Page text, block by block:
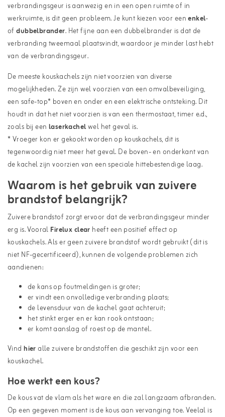
verbrandingsgeur is aanwezig en in een open ruimte of in
werkruimte, is dit geen probleem. Je kunt kiezen voor eenenkel-
ofdubbelbrander. Het fijne aan een dubbelbrander is dat de
verbranding tweemaal plaatsvindt, waardoor je minder last hebt
van de verbrandingsgeur.
De meeste kouskachels zijn niet voorzien van diverse
mogelijkheden. Ze zijn wel voorzien van een omvalbeveiliging,
een safe-top* boven en onder en een elektrische ontsteking. Dit
houdt in dat het niet voorzien is van een thermostaat, timer e.d.,
zoals bij een laserkachelwel het geval is.
* Vroeger kon er gekookt worden op kouskachels, dit is
tegenwoordig niet meer het geval. De boven- en onderkant van
de kachel zijn voorzien van een speciale hittebestendige laag.
Waarom is het gebruik van zuivere
brandstof belangrijk?
Zuivere brandstof zorgt ervoor dat de verbrandingsgeur minder
erg is. Vooral Firelux clear heeft een positief effect op
kouskachels. Als er geen zuivere brandstof wordt gebruikt (dit is
niet NF-gecertificeerd), kunnen de volgende problemen zich
aandienen:
de kans op foutmeldingen is groter;
er vindt een onvolledige verbranding plaats;
de levensduur van de kachel gaat achteruit;
het stinkt erger en er kan rook ontstaan;
er komt aanslag of roest op de mantel.
Vindhieralle zuivere brandstoffen die geschikt zijn voor een
kouskachel.
Hoe werkt een kous?
De kous vat de vlam als het ware en die zal langzaam afbranden.
Op een gegeven moment is de kous aan vervanging toe. Veelal is